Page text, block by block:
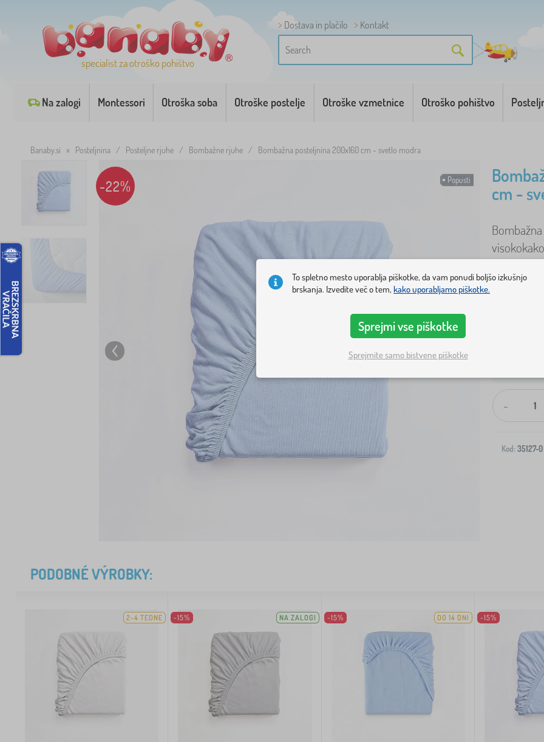
specialist za otroško pohištvo
Dostava in plačilo
Kontakt
Na zalogi Montessori Otroška soba Otroške postelje Otroške vzmetnice Otroško pohištvo
Banaby.si » Posteljnina / Posteljne rjuhe / Bombažne rjuhe / Bombažna posteljnina 200x160 cm - svetlo modra
Popusti
-22%
cm -
tudi po
Dostava na
-
Kod: 35127-0
PODOBNÉ VÝROBKY:
2-4 TEDNE -15% NA ZALOGI -15% DO 14 DNI -15%
To spletno mesto uporablja piškotke, da vam ponudi boljšo izkušnjo
brskanja. Izvedite več o tem, kako uporabljamo piškotke.
Sprejmi vse piškotke
Sprejmite samo bistvene piškotke